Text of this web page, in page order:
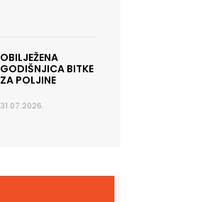
OBILJEŽENA
GODIŠNJICA BITKE
ZA POLJINE
31.07.2026.